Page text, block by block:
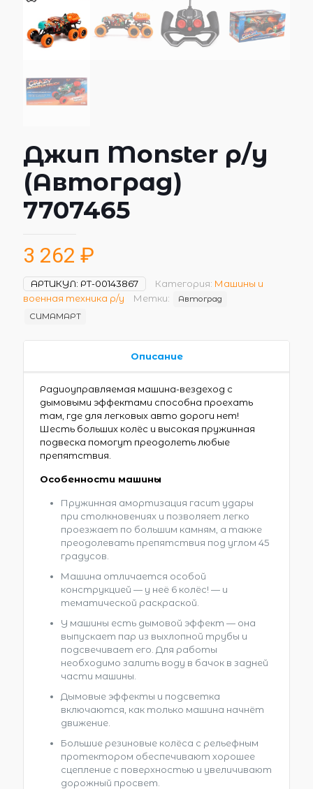
Джип Monster р/у
(Автоград)
7707465
3 262 ₽
АРТИКУЛ: РТ-00143867 Категория: Машины и
военная техника р/у
Метки:
Автоград
СИМАМАРТ
Описание
Радиоуправляемая машина-вездеход с
дымовыми эффектами способна проехать
там, где для легковых авто дороги нет!
Шесть больших колёс и высокая пружинная
подвеска помогут преодолеть любые
препятствия.
Особенности машины
Пружинная амортизация гасит удары
при столкновениях и позволяет легко
проезжает по большим камням, а также
преодолевать препятствия под углом 45
градусов.
Машина отличается особой
конструкцией — у неё 6 колёс! — и
тематической раскраской.
У машины есть дымовой эффект — она
выпускает пар из выхлопной трубы и
подсвечивает его. Для работы
необходимо залить воду в бачок в задней
части машины.
Дымовые эффекты и подсветка
включаются, как только машина начнёт
движение.
Большие резиновые колёса с рельефным
протектором обеспечивают хорошее
сцепление с поверхностью и увеличивают
дорожный просвет.